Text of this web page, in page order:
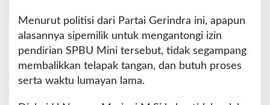
K
a
t
o
n
Menurut politisi dari Partai Gerindra ini, apapun
alasannya sipemilik untuk mengantongi izin
pendirian SPBU Mini tersebut, tidak segampang
membalikkan telapak tangan, dan butuh proses
serta waktu lumayan lama.